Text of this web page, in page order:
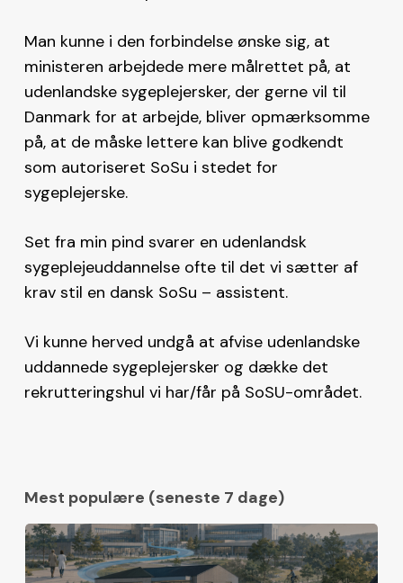
Man kunne i den forbindelse ønske sig, at
ministeren arbejdede mere målrettet på, at
udenlandske sygeplejersker, der gerne vil til
Danmark for at arbejde, bliver opmærksomme
på, at de måske lettere kan blive godkendt
som autoriseret SoSu i stedet for
sygeplejerske.
Set fra min pind svarer en udenlandsk
sygeplejeuddannelse ofte til det vi sætter af
krav stil en dansk SoSu – assistent.
Vi kunne herved undgå at afvise udenlandske
uddannede sygeplejersker og dække det
rekrutteringshul vi har/får på SoSU-området.
Mest populære (seneste 7 dage)